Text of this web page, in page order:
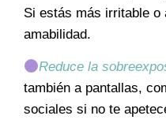
Si estás más irritable o
amabilidad.
Reduce la
también a pantallas,
sociales si no te